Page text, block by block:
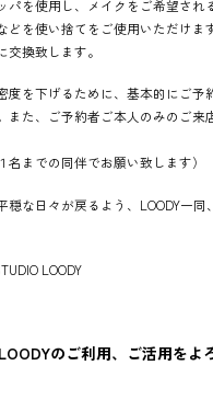
パを使用し、メイクをご希望され
どを使い捨てをご使用いただけま
交換致します。
度を下げるために、基本的にご予
また、ご予約者ご本人のみのご来
名までの同伴でお願い致します）
穏な日々が戻るよう、LOODY一同
LOODY
のご利用、ご活用をよ